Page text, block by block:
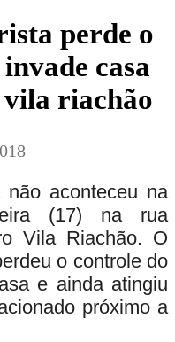
perde o
casa
riachão
não aconteceu na
(17) na rua
Vila Riachão. O
o controle do
e ainda atingiu
próximo a